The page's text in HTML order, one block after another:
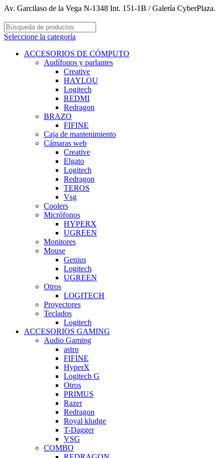
Av. Garcilaso de la Vega N-1348 Int. 151-1B / Galería CyberPlaza.
Seleccione la categoría
ACCESORIOS DE CÓMPUTO
Audífonos y parlantes
Creative
HAYLOU
Logitech
REDMI
Redragon
BRAZO
FIFINE
Caja de mantenimiento
Cámaras web
Creative
Elgato
Logitech
Redragon
TEROS
Vsg
Coolers
Micrófonos
HYPERX
UGREEN
Monitores
Mouse
Genius
Logitech
UGREEN
Otros
LOGITECH
Proyectores
Teclados
Logitech
ACCESORIOS GAMING
Audio Gaming
astro
FIFINE
HyperX
Logitech G
Otros
PRIMUS
Razer
Redragon
Royal kludge
T-Dagger
VSG
COMBO